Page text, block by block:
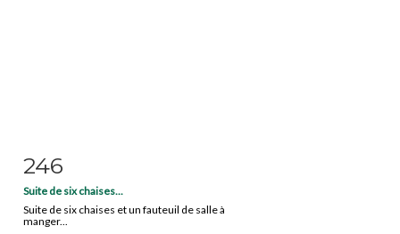
Fiche détaillée
246
Suite de six chaises...
Suite de six chaises et un fauteuil de salle à
manger...